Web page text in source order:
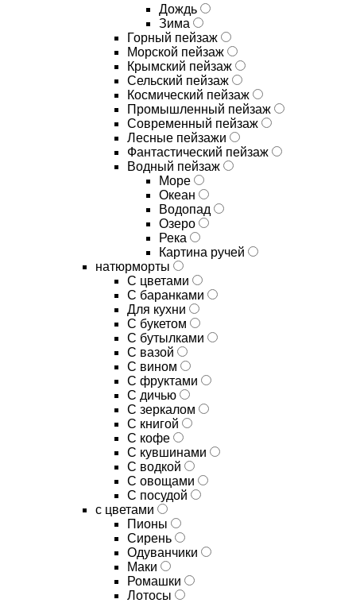
Дождь
Зима
Горный пейзаж
Морской пейзаж
Крымский пейзаж
Сельский пейзаж
Космический пейзаж
Промышленный пейзаж
Современный пейзаж
Лесные пейзажи
Фантастический пейзаж
Водный пейзаж
Море
Океан
Водопад
Озеро
Река
Картина ручей
натюрморты
С цветами
С баранками
Для кухни
C букетом
C бутылками
C вазой
C вином
C фруктами
C дичью
C зеркалом
C книгой
C кофе
C кувшинами
C водкой
C овощами
C посудой
с цветами
Пионы
Сирень
Одуванчики
Маки
Ромашки
Лотосы